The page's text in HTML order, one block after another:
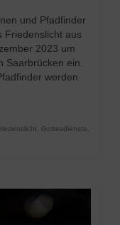
und Pfadfinder
Friedenslicht aus
2023 um
Saarbrücken ein.
werden
Gottesdienste